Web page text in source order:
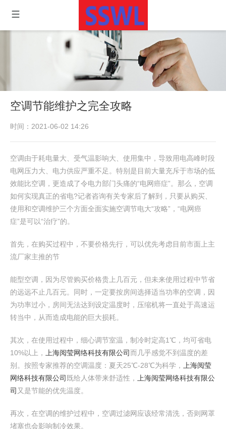
空调节能维护之完全攻略
时间：2021-06-02 14:26
空调由于耗电量大、受气温影响大、使用集中，导致用电高峰时段
电网压力大、电力供应严重不足。特别是目前大量充斥于市场的低
效能比空调，更造成了令电力部门头痛的“电网癌症”。那么，空调
如何实现真正的省电?记者咨询有关专家后了解到，只要从购买、
使用和空调维护三个方面全面实施空调节电大“攻略”，“电网癌
症”是可以“治疗”的。
首先，在购买过程中，不要价格先行，可以优先考虑目前市面上主
流厂家主推的节
能型空调，因为尽管购买价格贵上几百元，但未来使用过程中节省
的远远不止几百元。同时，一定要按房间选择适当功率的空调，因
为功率过小，房间无法达到设定温度时，压缩机将一直处于高速运
转当中，从而造成电能的巨大损耗。
其次，在使用过程中，细心调节室温，制冷时定高1℃，均可省电
10%以上，
上海阅莹网络科技有限公司而几乎感觉不到温度的差
别。按照专家推荐的空调温度：夏天25℃-28℃为科学，
上海阅莹
网络科技有限公司 既给人体带来舒适性，
上海阅莹网络科技有限公
司 又是节能的优先温度。
再次，在空调的维护过程中，空调过滤网应该经常清洗，否则网罩
堵塞也会影响制冷效果。